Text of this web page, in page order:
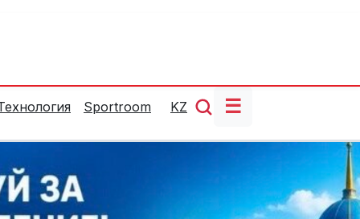
Sportroom KZ ☰